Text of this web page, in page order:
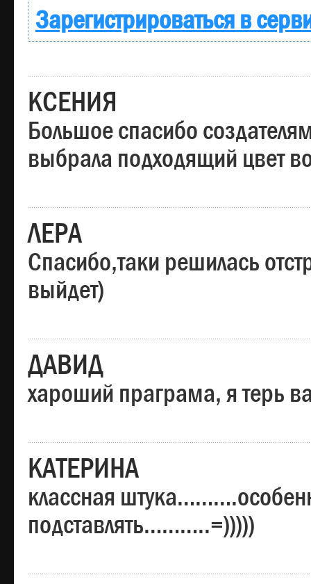
Зарегистрироваться в
КСЕНИЯ
Большое спасибо
выбрала подходящий цвет
ЛЕРА
Спасибо,таки решилась
выйдет)
ДАВИД
хароший праграма, я терь
КАТЕРИНА
классная
подставлять………..=)))))